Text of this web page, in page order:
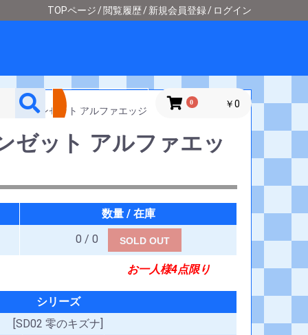
TOPページ 閲覧履歴 新規会員登録 ログイン
0 ￥0
トラマンゼット アルファエッジ
ゼット アルファエッ
数量 / 在庫
0 / 0
SOLD OUT
お一人様4点限り
シリーズ
[SD02 零のキズナ]